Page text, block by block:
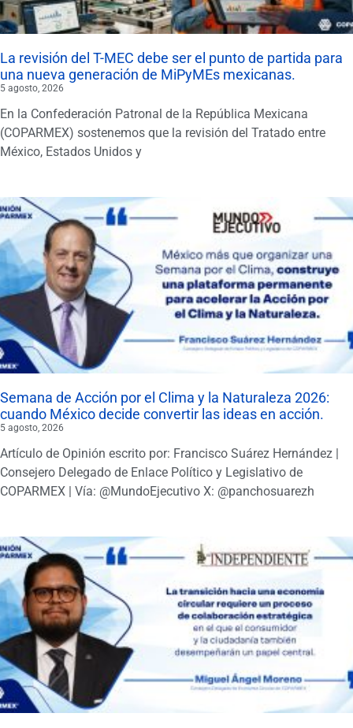
La revisión del T-MEC debe ser el punto de partida para
una nueva generación de MiPyMEs mexicanas.
5 agosto, 2026
En la Confederación Patronal de la República Mexicana
(COPARMEX) sostenemos que la revisión del Tratado entre
México, Estados Unidos y
Semana de Acción por el Clima y la Naturaleza 2026:
cuando México decide convertir las ideas en acción.
5 agosto, 2026
Artículo de Opinión escrito por: Francisco Suárez Hernández |
Consejero Delegado de Enlace Político y Legislativo de
COPARMEX | Vía: @MundoEjecutivo X: @panchosuarezh